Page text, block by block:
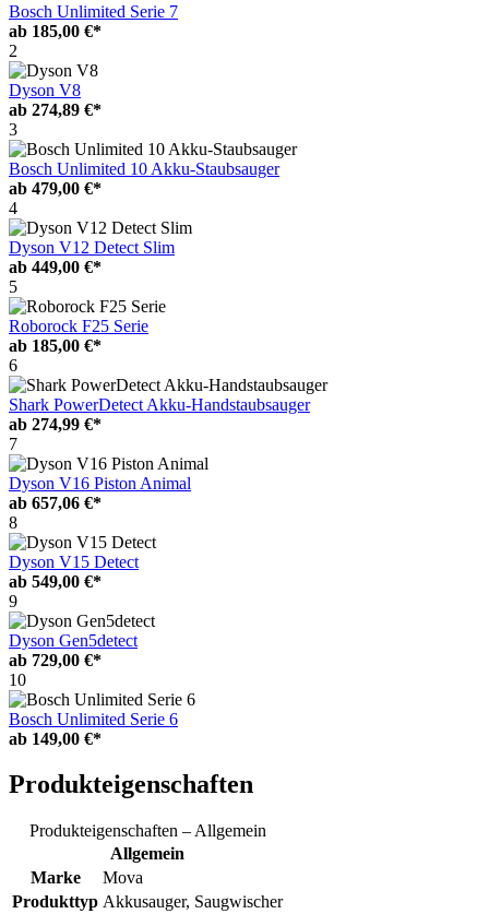
Bosch Unlimited Serie 7
ab 185,00 €*
2
Dyson V8
ab 274,89 €*
3
Bosch Unlimited 10 Akku-Staubsauger
ab 479,00 €*
4
Dyson V12 Detect Slim
ab 449,00 €*
5
Roborock F25 Serie
ab 185,00 €*
6
Shark PowerDetect Akku-Handstaubsauger
ab 274,99 €*
7
Dyson V16 Piston Animal
ab 657,06 €*
8
Dyson V15 Detect
ab 549,00 €*
9
Dyson Gen5detect
ab 729,00 €*
10
Bosch Unlimited Serie 6
ab 149,00 €*
Produkteigenschaften
Produkteigenschaften – Allgemein
Allgemein
Marke
Mova
Produkttyp Akkusauger, Saugwischer